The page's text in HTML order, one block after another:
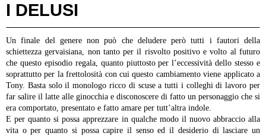
I DELUSI
Un finale del genere non può che deludere però tutti i fautori della
schiettezza gervaisiana, non tanto per il risvolto positivo e volto al futuro
che questo episodio regala, quanto piuttosto per l’eccessività dello stesso e
soprattutto per la frettolosità con cui questo cambiamento viene applicato a
Tony. Basta solo il monologo ricco di scuse a tutti i colleghi di lavoro per
far salire il latte alle ginocchia e disconoscere di fatto un personaggio che si
era comportato, presentato e fatto amare per tutt’altra indole.
E per quanto si possa apprezzare in qualche modo il nuovo abbraccio alla
vita o per quanto si possa capire il senso ed il desiderio di lasciare un